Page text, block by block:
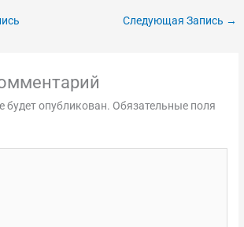
Следующая Запись →
будет опубликован. Обязательные поля